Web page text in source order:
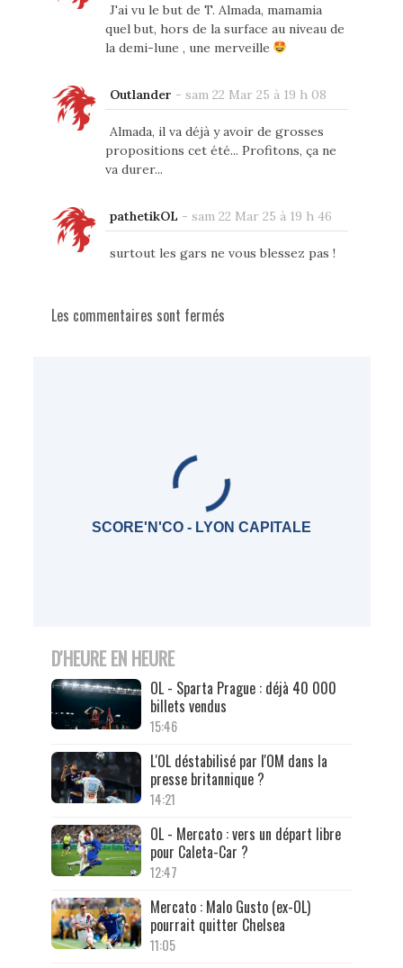
J'ai vu le but de T. Almada, mamamia
quel but, hors de la surface au niveau de
la demi-lune , une merveille
Outlander - sam 22 Mar 25 à 19 h 08
Almada, il va déjà y avoir de grosses
propositions cet été... Profitons, ça ne
va durer...
pathetikOL - sam 22 Mar 25 à 19 h 46
surtout les gars ne vous blessez pas !
Les commentaires sont fermés
SCORE'N'CO - LYON CAPITALE
D'HEURE EN HEURE
OL - Sparta Prague : déjà 40 000
billets vendus
15:46
L'OL déstabilisé par l'OM dans la
presse britannique ?
14:21
OL - Mercato : vers un départ libre
pour Caleta-Car ?
12:47
Mercato : Malo Gusto (ex-OL)
pourrait quitter Chelsea
11:05